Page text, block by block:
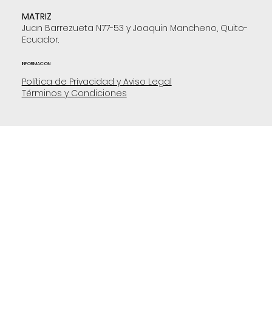
MATRIZ
Juan Barrezueta N77-53 y Joaquin Mancheno, Quito-
Ecuador.
INFORMACION
Política de Privacidad y Aviso Legal
Términos y Condiciones